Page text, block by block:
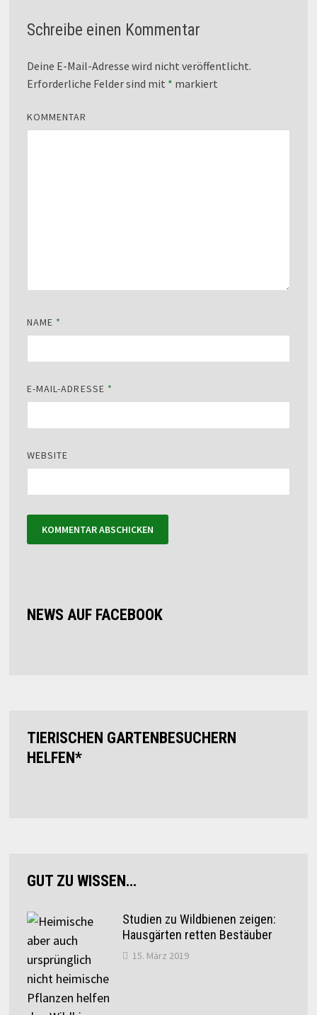
Schreibe einen Kommentar
Deine E-Mail-Adresse wird nicht veröffentlicht.
Erforderliche Felder sind mit * markiert
KOMMENTAR
NAME *
E-MAIL-ADRESSE *
WEBSITE
NEWS AUF FACEBOOK
TIERISCHEN GARTENBESUCHERN
HELFEN*
GUT ZU WISSEN…
Studien zu Wildbienen zeigen:
Hausgärten retten Bestäuber
15. März 2019